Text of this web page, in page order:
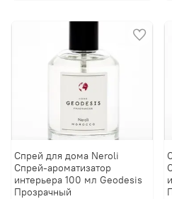
Спрей для дома Neroli
Спрей-ароматизатор
интерьера 100 мл Geodesis
Прозрачный